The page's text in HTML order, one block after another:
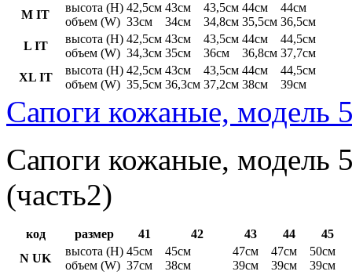
M IT
высота (H)
объем (W)
42,5см
33см
43см
34см
43,5см
34,8см
44см
35,5см
44см
36,5см
L IT
высота (H)
объем (W)
42,5см
34,3см
43см
35см
43,5см
36см
44см
36,8см
44,5см
37,7см
XL IT
высота (H)
объем (W)
42,5см
35,5см
43см
36,3см
43,5см
37,2см
44см
38см
44,5см
39см
Сапоги кожаные, модель
Сапоги кожаные, модель
(часть2)
код размер 41 42 43 44
45
N UK
высота (H)
объем (W)
45см
37см
45см
38см
47см
39см
47см
39см
50см
39см